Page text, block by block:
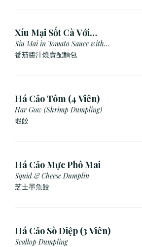
Xíu Mại Sốt Cà Với
Bánh Mì (1 Viên)
Siu Mai in Tomato Sauce with
Bread
番茄醬汁燒賣配麵包
Há Cảo Tôm (4 Viên)
Har Gow (Shrimp Dumpling)
蝦餃
Há Cảo Mực Phô Mai
Squid & Cheese Dumplin
芝⼠墨⿂餃
Há Cảo Sò Điệp (3 Viên)
Scallop Dumpling